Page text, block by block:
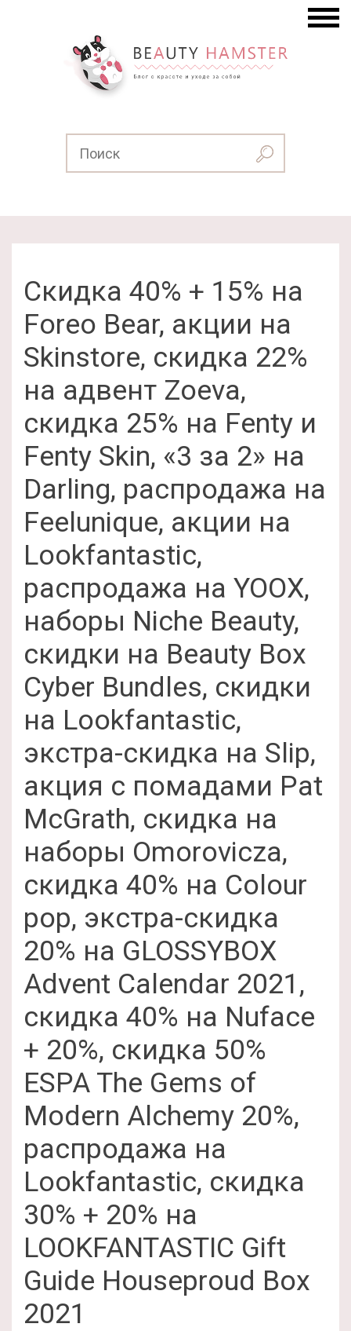
Скидка 40% + 15% на
Foreo Bear, акции на
Skinstore, скидка 22%
на адвент Zoeva,
скидка 25% на Fenty и
Fenty Skin, «3 за 2» на
Darling, распродажа на
Feelunique, акции на
Lookfantastic,
распродажа на YOOX,
наборы Niche Beauty,
скидки на Beauty Box
Cyber Bundles, скидки
на Lookfantastic,
экстра-скидка на Slip,
акция с помадами Pat
McGrath, скидка на
наборы Omorovicza,
скидка 40% на Colour
pop, экстра-скидка
20% на GLOSSYBOX
Advent Calendar 2021,
скидка 40% на Nuface
+ 20%, скидка 50%
ESPA The Gems of
Modern Alchemy 20%,
распродажа на
Lookfantastic, скидка
30% + 20% на
LOOKFANTASTIC Gift
Guide Houseproud Box
2021